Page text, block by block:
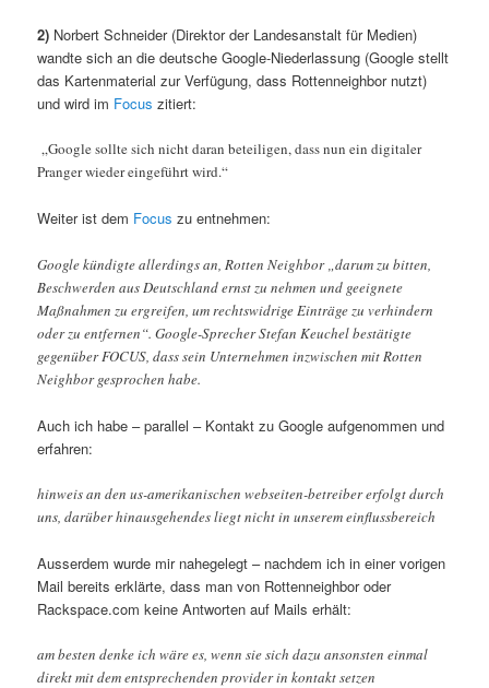
2) Norbert Schneider (Direktor der Landesanstalt für Medien)
wandte sich an die deutsche Google-Niederlassung (Google stellt
das Kartenmaterial zur Verfügung, dass Rottenneighbor nutzt)
und wird im Focus zitiert:
„Google sollte sich nicht daran beteiligen, dass nun ein digitaler
Pranger wieder eingeführt wird.“
Weiter ist dem Focus zu entnehmen:
Google kündigte allerdings an, Rotten Neighbor „darum zu bitten,
Beschwerden aus Deutschland ernst zu nehmen und geeignete
Maßnahmen zu ergreifen, um rechtswidrige Einträge zu verhindern
oder zu entfernen“. Google-Sprecher Stefan Keuchel bestätigte
gegenüber FOCUS, dass sein Unternehmen inzwischen mit Rotten
Neighbor gesprochen habe.
Auch ich habe – parallel – Kontakt zu Google aufgenommen und
erfahren:
hinweis an den us-amerikanischen webseiten-betreiber erfolgt durch
uns, darüber hinausgehendes liegt nicht in unserem einflussbereich
Ausserdem wurde mir nahegelegt – nachdem ich in einer vorigen
Mail bereits erklärte, dass man von Rottenneighbor oder
Rackspace.com keine Antworten auf Mails erhält:
am besten denke ich wäre es, wenn sie sich dazu ansonsten einmal
direkt mit dem entsprechenden provider in kontakt setzen